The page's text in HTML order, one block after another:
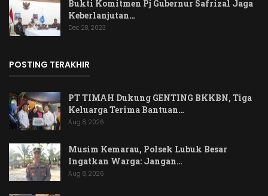
Bukti Komitmen Pj Gubernur Safrizal Jaga
Keberlanjutan…
Dec 28, 2023
POSTING TERAKHIR
PT TIMAH Dukung GENTING BKKBN, Tiga
Keluarga Terima Bantuan…
Aug 8, 2026
Musim Kemarau, Polsek Lubuk Besar
Ingatkan Warga: Jangan…
Aug 8, 2026